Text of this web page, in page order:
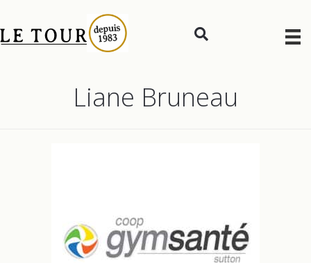
Liane Bruneau